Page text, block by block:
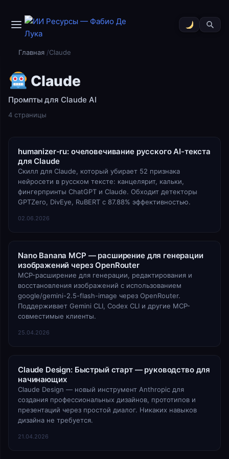
Главная Claude
Claude
Промпты для Claude AI
4 страницы
humanizer-ru: очеловечивание русского AI-текста
для Claude
Скилл для Claude, который убирает 52 признака
нейросети в русском тексте: канцелярит, кальки,
фингерпринты ChatGPT и Claude. Обходит детекторы
GPTZero, DivEye, RuBERT с 87.88% эффективностью.
02.06.2026
Nano Banana MCP — расширение для генерации
изображений через OpenRouter
MCP-расширение для генерации, редактирования и
восстановления изображений с использованием
google/gemini-2.5-flash-image через OpenRouter.
Поддерживает Gemini CLI, Codex CLI и другие MCP-
совместимые клиенты.
25.04.2026
Claude Design: Быстрый старт — руководство для
начинающих
Claude Design — новый инструмент Anthropic для
создания профессиональных дизайнов, прототипов и
презентаций через простой диалог. Никаких навыков
дизайна не требуется.
21.04.2026